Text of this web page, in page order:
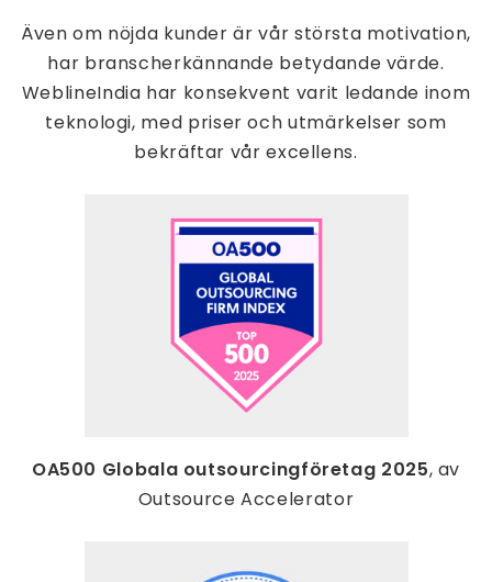
Även om nöjda kunder är vår största motivation,
har branscherkännande betydande värde.
WeblineIndia har konsekvent varit ledande inom
teknologi, med priser och utmärkelser som
bekräftar vår excellens.
OA500 Globala outsourcingföretag 2025, av
Outsource Accelerator